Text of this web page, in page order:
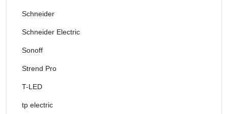
Schneider
Schneider Electric
Sonoff
Strend Pro
T-LED
tp electric